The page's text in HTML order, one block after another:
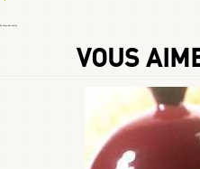
VOUS